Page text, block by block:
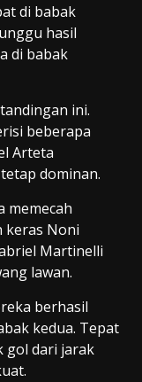
di babak
hasil
di babak
ini.
beberapa
Arteta
dominan.
memecah
keras Noni
Martinelli
lawan.
berhasil
kedua. Tepat
gol dari jarak